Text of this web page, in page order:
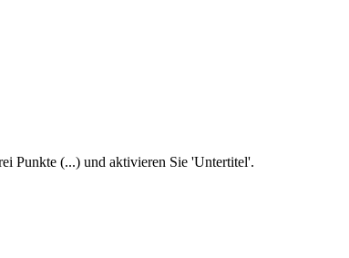
Punkte (...) und aktivieren Sie 'Untertitel'.